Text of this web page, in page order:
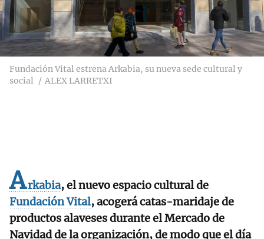
Fundación Vital estrena Arkabia, su nueva sede cultural y
social
ALEX LARRETXI
Arkabia, el nuevo espacio cultural de
Fundación Vital, acogerá catas-maridaje de
productos alaveses durante el Mercado de
Navidad de la organización, de modo que el día